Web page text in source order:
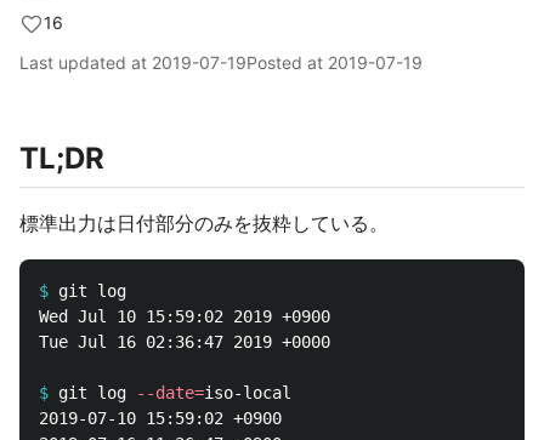
16
Last updated at 2019-07-19Posted at 2019-07-19
TL;DR
標準出力は日付部分のみを抜粋している。
$
Wed Jul 10 15:59:02 2019 +0900
Tue Jul 16 02:36:47 2019 +0000
$ git log --date=
2019-07-10 15:59:02 +0900